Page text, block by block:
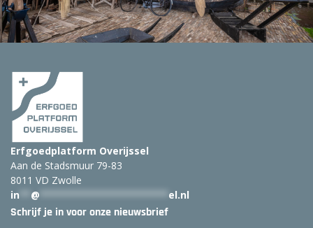
k
:
Erfgoedplatform Overijssel
Aan de Stadsmuur 79-83
8011 VD Zwolle
in
@ el.nl
Schrijf je in voor onze nieuwsbrief